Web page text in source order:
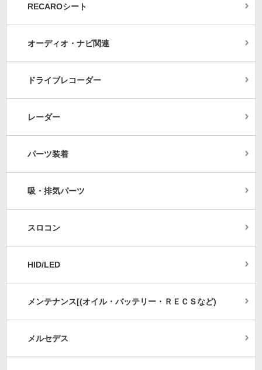
RECAROシート
オーディオ・ナビ関連
ドライブレコーダー
レーダー
パーツ装着
吸・排気パーツ
スロコン
HID/LED
メンテナンス[(オイル・バッテリー・ＲＥＣＳなど)
メルセデス